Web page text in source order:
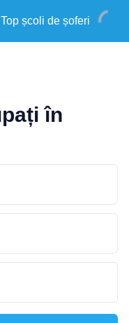
Top școli de șoferi
în